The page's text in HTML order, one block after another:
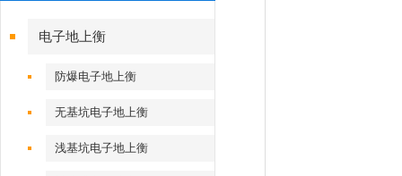
电子地上衡
防爆电子地上衡
无基坑电子地上衡
浅基坑电子地上衡